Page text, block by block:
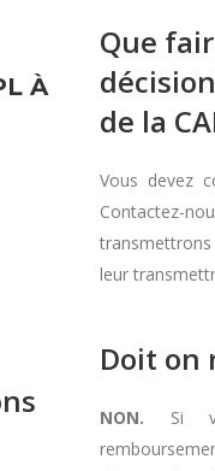
À
Que
de la
Vous devez
Contactez-
leur
Doit on
NON. Si